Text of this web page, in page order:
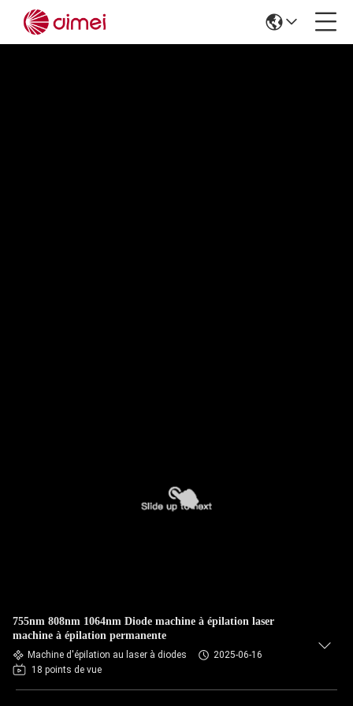
755nm 808nm 1064nm Diode machine à épilation laser
machine à épilation permanente
Machine d'épilation au laser à diodes
2025-06-16
18 points de vue